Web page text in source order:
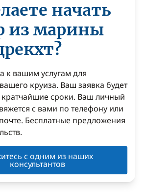
начать
из марины
к вашим услугам для
круиза. Ваш заявка будет
кратчайшие сроки. Ваш личный
с вами по телефону или
Бесплатные предложения
с одним из наших
консультантов